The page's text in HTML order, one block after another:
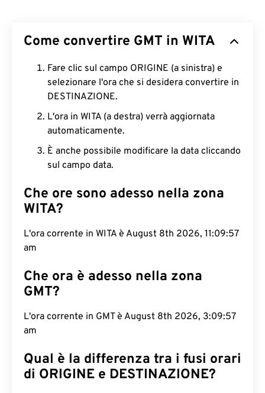
Come convertire GMT in WITA
Fare clic sul campo ORIGINE (a sinistra) e
selezionare l'ora che si desidera convertire in
DESTINAZIONE.
L'ora in WITA (a destra) verrà aggiornata
automaticamente.
È anche possibile modificare la data cliccando
sul campo data.
Che ore sono adesso nella zona
WITA?
L'ora corrente in WITA è August 8th 2026, 11:09:58
am
Che ora è adesso nella zona
GMT?
L'ora corrente in GMT è August 8th 2026, 3:09:58
am
Qual è la differenza tra i fusi orari
di ORIGINE e DESTINAZIONE?